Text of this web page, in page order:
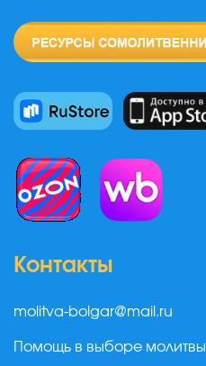
Контакты
molitva-bolgar@mail.ru
Помощь в выборе молитвы